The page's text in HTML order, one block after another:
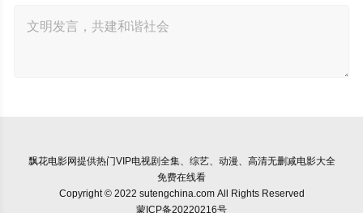
飘花电影网提供热门VIP电视剧全集、综艺、动漫、高清无删减电影大全
免费在线看
Copyright © 2022 sutengchina.com All Rights Reserved
蒙ICP备20220216号